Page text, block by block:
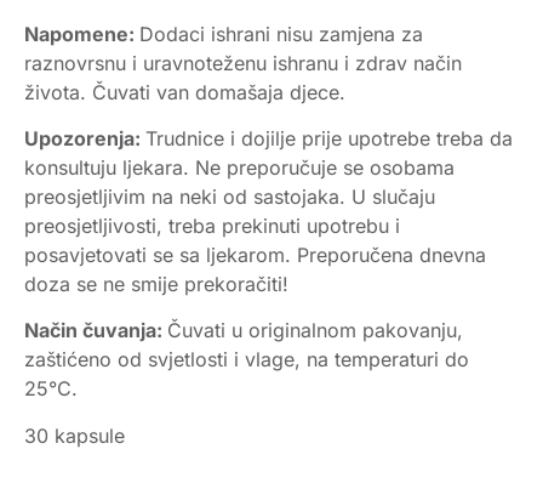
Napomene: Dodaci ishrani nisu zamjena za
raznovrsnu i uravnoteženu ishranu i zdrav način
života. Čuvati van domašaja djece.
Upozorenja: Trudnice i dojilje prije upotrebe treba da
konsultuju ljekara. Ne preporučuje se osobama
preosjetljivim na neki od sastojaka. U slučaju
preosjetljivosti, treba prekinuti upotrebu i
posavjetovati se sa ljekarom. Preporučena dnevna
doza se ne smije prekoračiti!
Način čuvanja: Čuvati u originalnom pakovanju,
zaštićeno od svjetlosti i vlage, na temperaturi do
25°C.
30 kapsule